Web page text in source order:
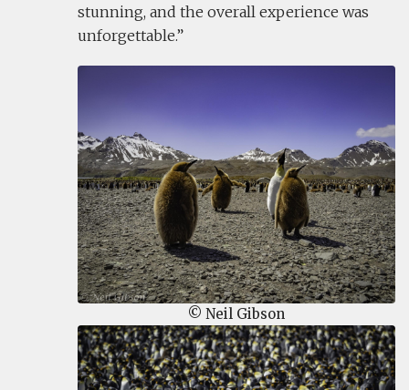
stunning, and the overall experience was
unforgettable.
© Neil Gibson